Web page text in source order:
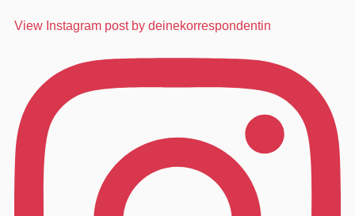
View Instagram post by deinekorrespondentin